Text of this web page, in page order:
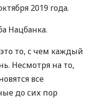
2019 года.
Нацбанка.
то, с чем каждый
Несмотря на то,
все
до сих пор